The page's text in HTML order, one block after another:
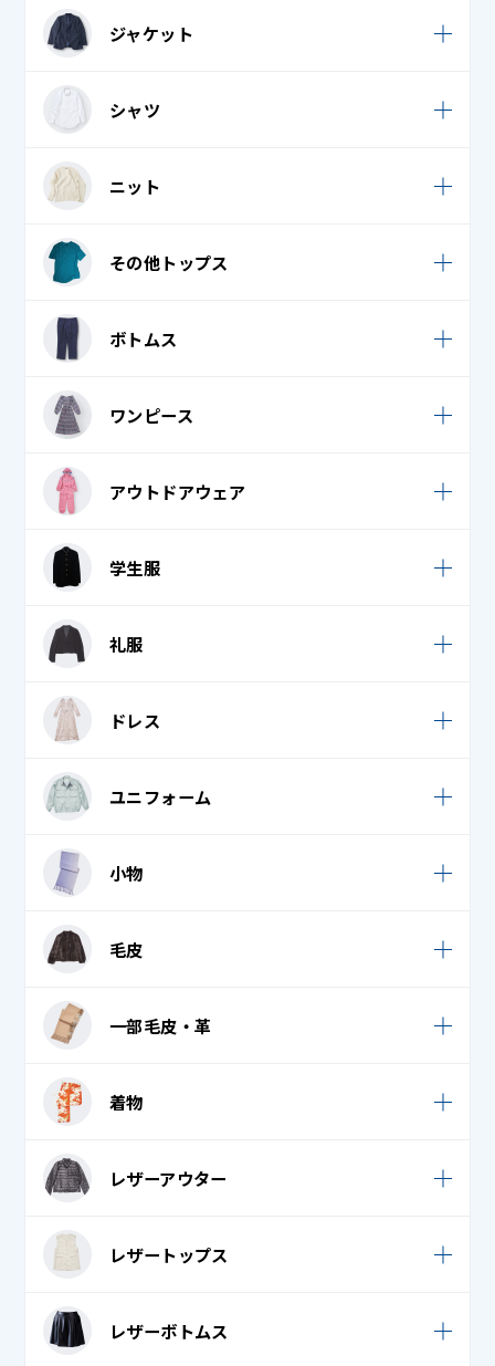
ウィンドブレーカー
キルティングベスト
ジャンパー
ダウンジャケット・ダウンコート
ベンチコート
ジャケット
カジュアルジャケット
スーツ
タキシード・モーニング・燕尾服 上
礼服 / 喪服
シャツ
Tシャツ・ロングTシャツ
ポロシャツ
襟付き / オープンシャツ
ニット
カーディガン
その他トップス
Tシャツ・ロングTシャツ
ジャージ
トレーナー・パーカー
バスローブ
ブラウス
ベスト・ロングベスト
ボレロ
ポロシャツ
礼服 / 喪服
ボトムス
スーツ
カジュアルパンツ / スカート
ジャージ
ダウンパンツ / スカート
デニム (ジーンズ)
学生服
礼服 / 喪服
ワンピース
サロペット・ジャンパースカート
ロンパース
ワンピース・チュニック
礼服 / 喪服
アウトドアウェア
ウェットスーツ
スキー手袋・スノボ手袋
学生服
学生服
礼服
礼服 / 喪服
ドレス
チャイナドレス
ユニフォーム
エプロン・割烹着
クリーンスーツ
コックコート
ナース服
作業着
白衣 / スクラブ
法被 (はっぴ)
小物
ウェディンググローブ
スカーフ
タオル・フェイスタオル・バスタオル
ネクタイ・リボン
ハンカチ
ビブス・ゼッケン
毛皮
毛皮コート
毛皮ベスト
毛皮ボレロ
毛皮ワンピース
一部毛皮・革
一部毛皮・革
着物
袷 (小紋・紬)
腰巻 (裾よけ)
七五三 (袴)
レザーアウター
レザーコート (革コート)
レザーダウンベスト
レザートップス
レザーシャツ
レザーボトムス